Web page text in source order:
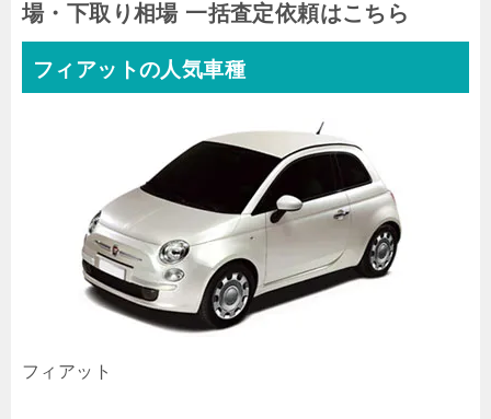
場・下取り相場 一括査定依頼はこちら
フィアットの人気車種
フィアット